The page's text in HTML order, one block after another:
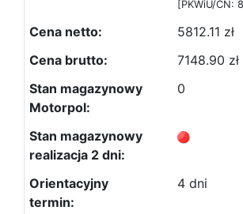
[PKWiU/CN:
5812.11 zł
7148.90 zł
0
4 dni